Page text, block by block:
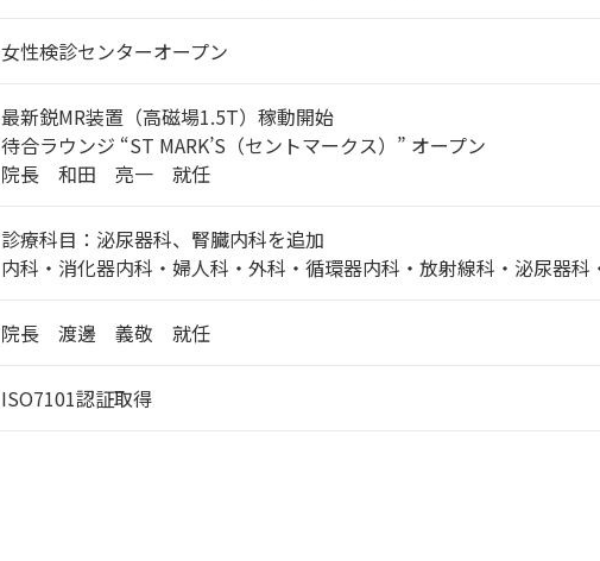
女性検診センターオープン
最新鋭MR装置（高磁場1.5T）稼動開始
待合ラウンジ “ST MARK’S（セントマークス）” オープン
院長 和田 亮一 就任
診療科目：泌尿器科、腎臓内科を追加
内科・消化器内科・婦人科・外科・循環器内科・放射線科・泌尿器科
院長 渡邊 義敬 就任
ISO7101認証取得